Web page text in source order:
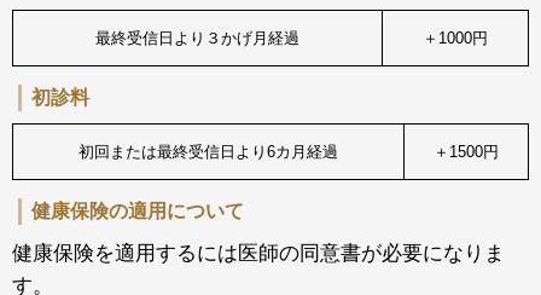
最終受信日より３かげ月経過 ＋1000円
初診料
初回または最終受信日より6カ月経過 ＋1500円
健康保険の適用について
健康保険を適用するには医師の同意書が必要になりま
す。